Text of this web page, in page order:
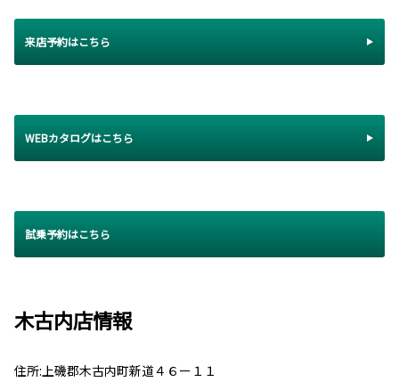
来店予約はこちら
WEBカタログはこちら
試乗予約はこちら
木古内店情報
住所:上磯郡木古内町新道４６ー１１